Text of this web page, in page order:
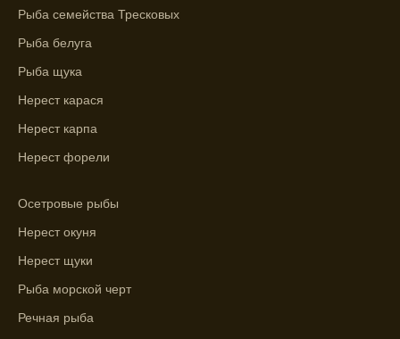
ближайшие дни с прогнозом клева.
График клева рыбы зависит от фаз луны и
погоды.
Выберите лучшее время для рыбной
ловли в разных водоемах, опираясь на
температуры воды учитывается в прогнозе
Лучше всего ловить рыбу в период
как указывает прогноз клева.
Рыба семейства Тресковых
Рыба белуга
Рыба щука
Нерест карася
Нерест карпа
Нерест форели
Осетровые рыбы
Нерест окуня
Нерест щуки
Рыба морской черт
Речная рыба